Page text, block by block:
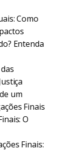
Como
Entenda
um
Finais
O
Finais: